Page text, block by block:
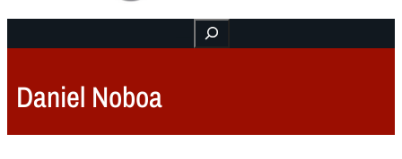
Buscar
Daniel Noboa